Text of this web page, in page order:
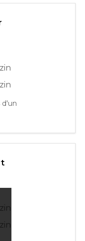
besoin
d'un
centre
besoin